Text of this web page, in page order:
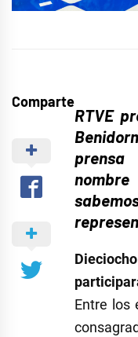
Comparte
RTVE
prensa
Entre los